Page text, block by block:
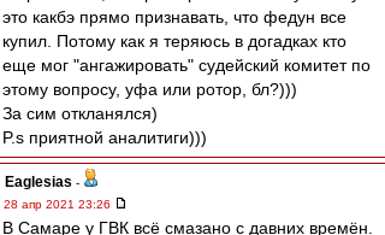
это какбэ прямо признавать, что федун все
купил. Потому как я теряюсь в догадках кто
еще мог "ангажировать" судейский комитет по
этому вопросу, уфа или ротор, бл?)))
За сим откланялся)
P.s приятной аналитиги)))
Eaglesias -
28 апр 2021 23:26
В Самаре у ГВК всё смазано с давних времён.